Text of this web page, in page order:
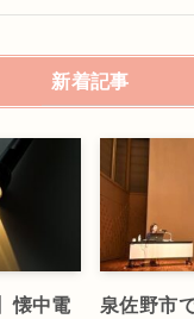
新着記事
懐中電
泉佐野市